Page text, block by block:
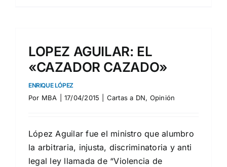
LOPEZ AGUILAR: EL
«CAZADOR CAZADO»
ENRIQUE LÓPEZ
Por MBA 17/04/2015 Cartas a DN, Opinión
López Aguilar fue el ministro que alumbro
la arbitraria, injusta, discriminatoria y anti
legal ley llamada de “Violencia de